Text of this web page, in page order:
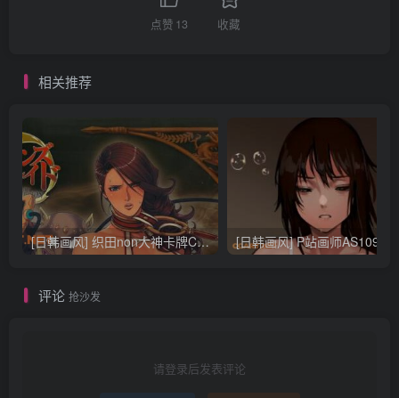
点赞 13 收藏
相关推荐
[日韩画风] 织田non大神卡牌CG插画设计画集256P 161M_CG原画资源
评论 抢沙发
请登录后发表评论